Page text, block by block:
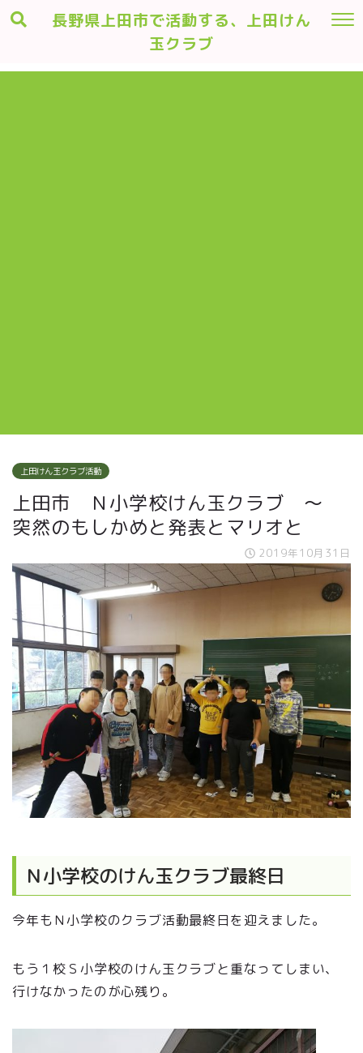
長野県上田市で活動する、上田けん
玉クラブ
上田けん玉クラブ活動
上田市 Ｎ小学校けん玉クラブ ～
突然のもしかめと発表とマリオと
2019年10月31日
Ｎ小学校のけん玉クラブ最終日
今年もＮ小学校のクラブ活動最終日を迎えました。
もう１校Ｓ小学校のけん玉クラブと重なってしまい、
行けなかったのが心残り。